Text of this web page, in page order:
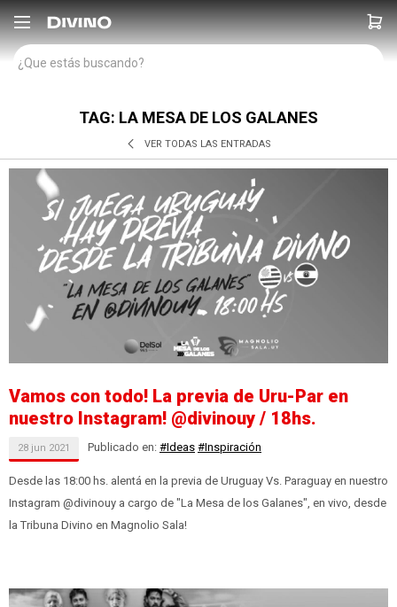

TAG: LA MESA DE LOS GALANES
VER TODAS LAS ENTRADAS
Vamos con todo! La previa de Uru-Par en
nuestro Instagram! @divinouy / 18hs.
28 jun 2021 Publicado en: #Ideas #Inspiración
Desde las 18:00 hs. alentá en la previa de Uruguay Vs. Paraguay en nuestro
Instagram @divinouy a cargo de "La Mesa de los Galanes", en vivo, desde
la Tribuna Divino en Magnolio Sala!